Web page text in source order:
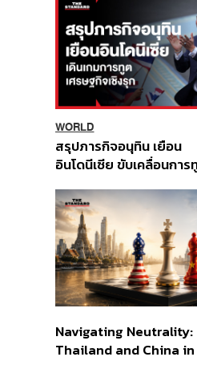
WORLD
สรุปภารกิจอนุทิน เยือน
อินโดนีเซีย ขับเคลื่อนการ
ส่วนยุทธศาสตร์ไทย –
อินโดนีเซีย
Navigating Neutrality:
Thailand and China